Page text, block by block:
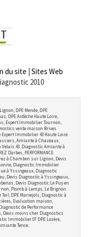
du site | Sites Web
2010
DPE Mende, DPE
DPE Ardèche Haute Loire,
Expert Immobilier Tournon,
vente maison Brives
Expert Immobilier 43 Haute Loire
Amiante à Chazeaux,
Velais 43. Diagnostic Amiante à
Darbes, PERFORMANCE
à Chambon sur Lignon, Devis
Diagnostic Immobilier
à Yssingeaux, Diagnostic
Devis Diagnostic à Yssingeaux,
Devis Diagnostic Le Puy en
Plomb à Lemps, Le Brignon
DPE Marvejols, Diagnostic à
Evaluation maison,
de Performance
Devis moins cher Diagnostics
Immobilier 07 DPE Lozère,
Tence.